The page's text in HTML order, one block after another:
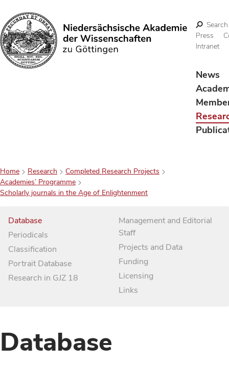
Search
Search
Press
Intranet
News
Home Research
Completed Research Projects
Academies’ Programme
Scholarly journals in the Age of Enlightenment
Database
Periodicals
Classification
Portrait Database
Research in GJZ 18
Management and Editorial
Staff
Projects and Data
Funding
Licensing
Links
Database